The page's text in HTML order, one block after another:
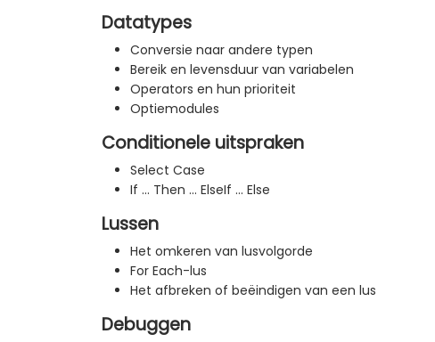
Datatypes
Conversie naar andere typen
Bereik en levensduur van variabelen
Operators en hun prioriteit
Optiemodules
Conditionele uitspraken
Select Case
If ... Then ... ElseIf ... Else
Lussen
Het omkeren van lusvolgorde
For Each-lus
Het afbreken of beëindigen van een lus
Debuggen